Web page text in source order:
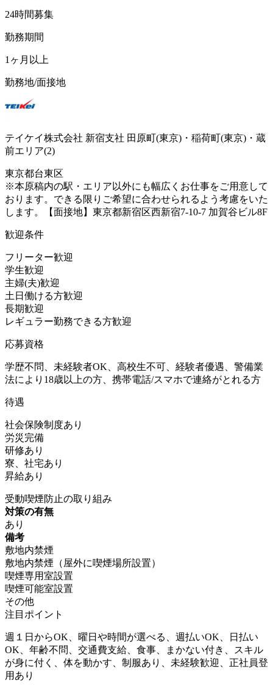
24時間募集
勤務期間
1ヶ月以上
勤務地/面接地
テイケイ株式会社 新宿支社 田原町(東京)・稲荷町(東京)・蔵
前エリア(2)
東京都台東区
※本原稿内の駅・エリア以外にも幅広くお仕事をご用意して
おります。できる限りご希望に合わせられるよう考慮をいた
します。【面接地】東京都新宿区西新宿7-10-7 加賀谷ビル8F
歓迎条件
フリーター歓迎
学生歓迎
主婦(夫)歓迎
土日働ける方歓迎
長期歓迎
レギュラー勤務できる方歓迎
応募資格
学歴不問、未経験者OK、高校生不可、経験者優遇、警備業
法により18歳以上の方、携帯電話/スマホで連絡がとれる方
待遇
社会保険制度あり
労災完備
研修あり
寮、社宅あり
昇給あり
受動喫煙防止の取り組み
対策の有無
あり
備考
敷地内禁煙
敷地内禁煙（屋外に喫煙場所設置）
喫煙専用室設置
喫煙可能室設置
その他
注目ポイント
週１日からOK、曜日や時間が選べる、週払いOK、日払い
OK、年齢不問、交通費支給、食事、まかない付き、スキル
が身に付く、体を動かす、制服あり、未経験歓迎、正社員登
用あり